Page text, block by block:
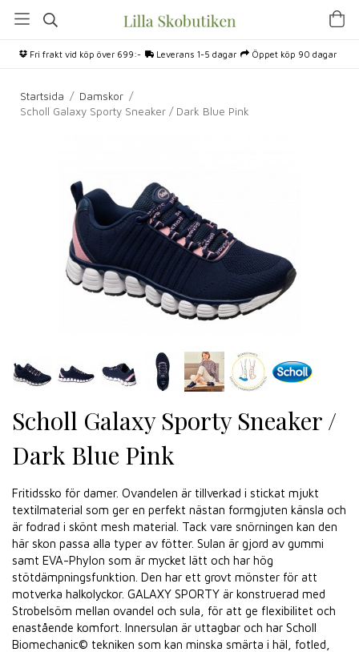
Fri frakt vid köp över 699:- Leverans 1-5 dagar Öppet köp 90 dagar
Startsida / Damskor /
Scholl Galaxy Sporty Sneaker / Dark Blue Pink
Scholl Galaxy Sporty Sneaker /
Dark Blue Pink
Fritidssko för damer. Ovandelen är tillverkad i stickat mjukt
textilmaterial som ger en perfekt nästan formgjuten känsla och
är fodrad i skönt mesh material. Tack vare snörningen kan den
här skon passa alla typer av fötter. Sulan är gjord av gummi
samt EVA-Phylon som är mycket lätt och har hög
stötdämpningsfunktion. Den har ett grovt mönster för att
motverka halkolyckor. GALAXY SPORTY är konstruerad med
Strobelsöm mellan ovandel och sula, för att ge flexibilitet och
enastående komfort. Innersulan är uttagbar och har Scholl
Biomechanic© tekniken som kan minska smärta i häl, fotled,